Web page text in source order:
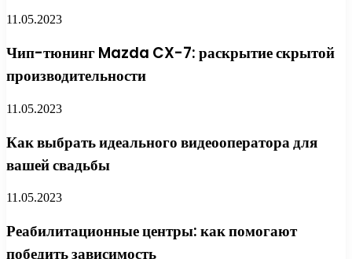
11.05.2023
Чип-тюнинг Mazda CX-7: раскрытие скрытой
производительности
11.05.2023
Как выбрать идеального видеооператора для
вашей свадьбы
11.05.2023
Реабилитационные центры: как помогают
победить зависимость